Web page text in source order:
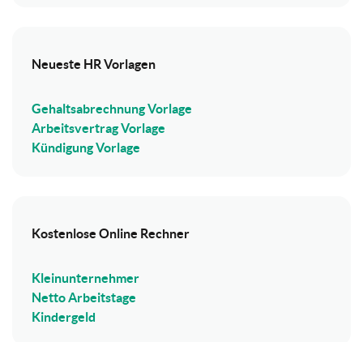
Neueste HR Vorlagen
Gehaltsabrechnung Vorlage
Arbeitsvertrag Vorlage
Kündigung Vorlage
Kostenlose Online Rechner
Kleinunternehmer
Netto Arbeitstage
Kindergeld